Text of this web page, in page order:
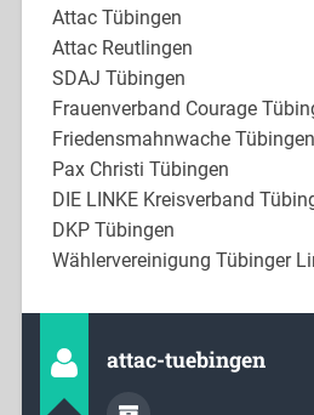
Attac Tübingen
Attac Reutlingen
SDAJ Tübingen
Frauenverband Courage
Friedensmahnwache Tübingen
Pax Christi Tübingen
DIE LINKE Kreisverband
DKP Tübingen
Wählervereinigung Tübinger
attac-tuebingen